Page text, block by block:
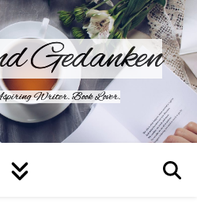
Gedanken
Writer. Book Lover.